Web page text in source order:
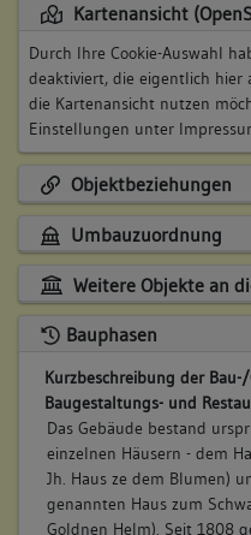
Kartenansicht
Durch Ihre Cookie-Auswahl
deaktiviert, die eigentlich hier
die Kartenansicht nutzen
Einstellungen unter
Objektbeziehungen
Umbauzuordnung
Weitere Objekte an
Bauphasen
Kurzbeschreibung der
Baugestaltungs- und
Das Gebäude bestand
einzelnen Häusern - dem
Jh. Haus ze dem Blumen)
genannten Haus zum
Goldnen Helm). Seit 1808